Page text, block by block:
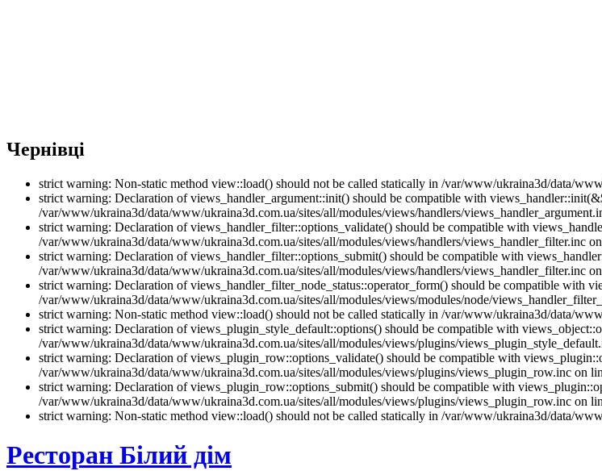
Чернівці
strict warning: Non-static method view::load() should not be called statically in /var/www/ukraina3d/data/
strict warning: Declaration of views_handler_argument::init() should be compatible with
/var/www/ukraina3d/data/www/ukraina3d.com.ua/sites/all/modules/views/handlers/
strict warning: Declaration of views_handler_filter::options_validate() should be compatible with
/var/www/ukraina3d/data/www/ukraina3d.com.ua/sites/all/modules/views/handlers/views_handler_filter.inc
strict warning: Declaration of views_handler_filter::options_submit() should be compatible with
/var/www/ukraina3d/data/www/ukraina3d.com.ua/sites/all/modules/views/handlers/views_handler_filter.inc
strict warning: Declaration of views_handler_filter_node_status::operator_form() should be compatible with
/var/www/ukraina3d/data/www/ukraina3d.com.ua/sites/all/modules/views/modules/node/
strict warning: Non-static method view::load() should not be called statically in /var/www/ukraina3d/data/
strict warning: Declaration of views_plugin_style_default::options() should be compatible with
/var/www/ukraina3d/data/www/ukraina3d.com.ua/sites/all/modules/views/plugins/
strict warning: Declaration of views_plugin_row::options_validate() should be compatible with
/var/www/ukraina3d/data/www/ukraina3d.com.ua/sites/all/modules/views/plugins/views_plugin_row.inc on
strict warning: Declaration of views_plugin_row::options_submit() should be compatible with
/var/www/ukraina3d/data/www/ukraina3d.com.ua/sites/all/modules/views/plugins/views_plugin_row.inc on
strict warning: Non-static method view::load() should not be called statically in /var/www/ukraina3d/data/
Ресторан Білий дім